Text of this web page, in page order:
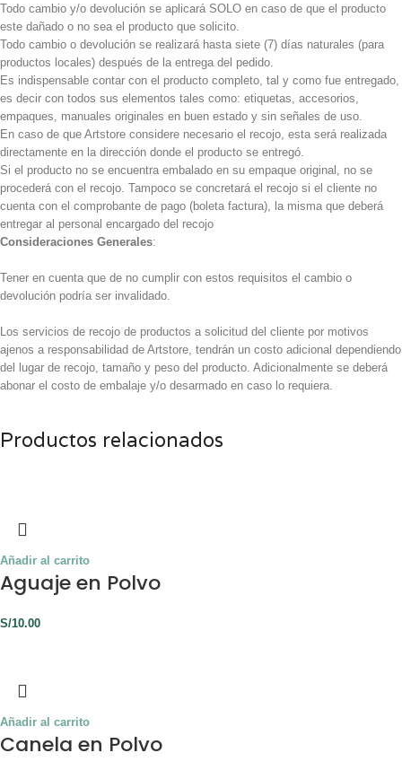
Todo cambio y/o devolución se aplicará SOLO en caso de que el producto
este dañado o no sea el producto que solicito.
Todo cambio o devolución se realizará hasta siete (7) días naturales (para
productos locales) después de la entrega del pedido.
Es indispensable contar con el producto completo, tal y como fue entregado,
es decir con todos sus elementos tales como: etiquetas, accesorios,
empaques, manuales originales en buen estado y sin señales de uso.
En caso de que Artstore considere necesario el recojo, esta será realizada
directamente en la dirección donde el producto se entregó.
Si el producto no se encuentra embalado en su empaque original, no se
procederá con el recojo. Tampoco se concretará el recojo si el cliente no
cuenta con el comprobante de pago (boleta factura), la misma que deberá
entregar al personal encargado del recojo
Consideraciones Generales:
Tener en cuenta que de no cumplir con estos requisitos el cambio o
devolución podría ser invalidado.
Los servicios de recojo de productos a solicitud del cliente por motivos
ajenos a responsabilidad de Artstore, tendrán un costo adicional dependiendo
del lugar de recojo, tamaño y peso del producto. Adicionalmente se deberá
abonar el costo de embalaje y/o desarmado en caso lo requiera.
Productos relacionados
Añadir al carrito
Aguaje en Polvo
S/10.00
Añadir al carrito
Canela en Polvo